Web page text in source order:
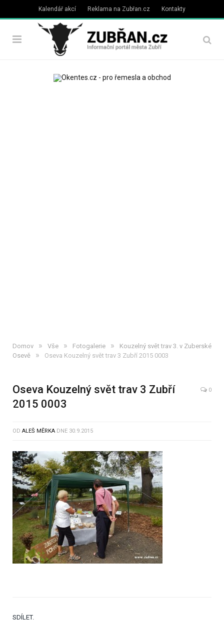
Kalendář akcí Reklama na Zubřan.cz Kontakty
Domov » Vše » Fotogalerie »
Kouzelný svět trav 3. v Zuberské
Osevě
» Oseva Kouzelný svět trav 3 Zubří 2015 0003
Oseva Kouzelný svět trav 3 Zubří
2015 0003
0
OD ALEŠ MĚRKA DNE 30.9.2015
SDÍLET.